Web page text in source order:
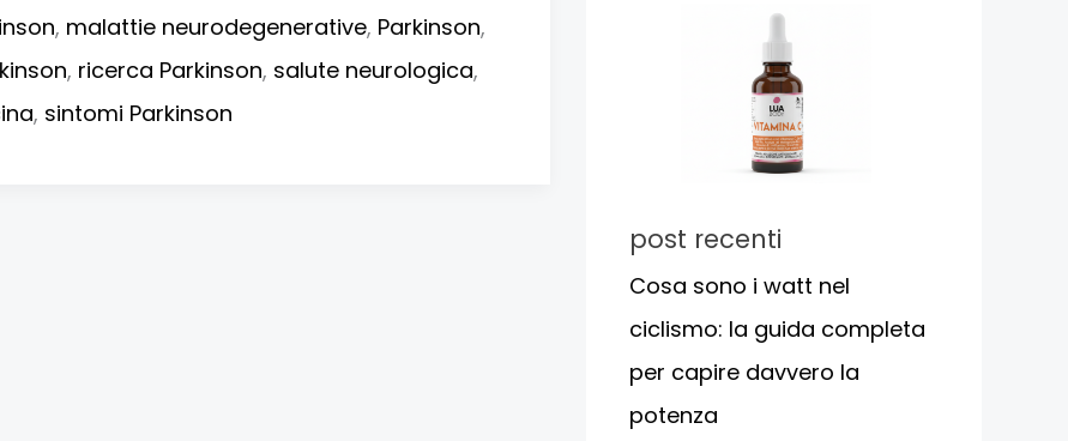
, malattie neurodegenerative, Parkinson,
, ricerca Parkinson, salute neurologica,
, sintomi Parkinson
post recenti
Cosa sono i watt nel
ciclismo: la guida completa
per capire davvero la
potenza